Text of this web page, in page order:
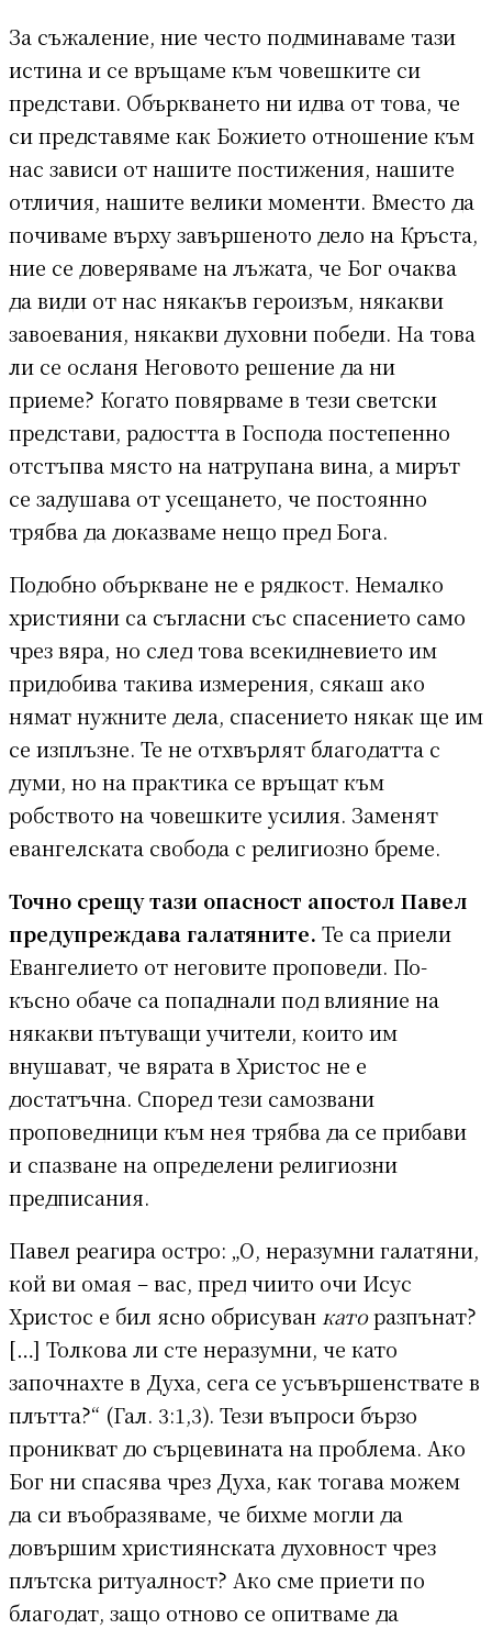
За съжаление, ние често подминаваме тази
истина и се връщаме към човешките си
представи. Объркването ни идва от това, че
си представяме как Божието отношение към
нас зависи от нашите постижения, нашите
отличия, нашите велики моменти. Вместо да
почиваме върху завършеното дело на Кръста,
ние се доверяваме на лъжата, че Бог очаква
да види от нас някакъв героизъм, някакви
завоевания, някакви духовни победи. На това
ли се осланя Неговото решение да ни
приеме? Когато повярваме в тези светски
представи, радостта в Господа постепенно
отстъпва място на натрупана вина, а мирът
се задушава от усещането, че постоянно
трябва да доказваме нещо пред Бога.
Подобно объркване не е рядкост. Немалко
християни са съгласни със спасението само
чрез вяра, но след това всекидневието им
придобива такива измерения, сякаш ако
нямат нужните дела, спасението някак ще им
се изплъзне. Те не отхвърлят благодатта с
думи, но на практика се връщат към
робството на човешките усилия. Заменят
евангелската свобода с религиозно бреме.
Точно срещу тази опасност апостол Павел
предупреждава галатяните. Те са приели
Евангелието от неговите проповеди. По-
късно обаче са попаднали под влияние на
някакви пътуващи учители, които им
внушават, че вярата в Христос не е
достатъчна. Според тези самозвани
проповедници към нея трябва да се прибави
и спазване на определени религиозни
предписания.
Павел реагира остро: „О, неразумни галатяни,
кой ви омая – вас, пред чиито очи Исус
Христос е бил ясно обрисуван каторазпънат?
[…] Толкова ли сте неразумни, че като
започнахте в Духа, сега се усъвършенствате в
плътта?“ (Гал. 3:1,3). Тези въпроси бързо
проникват до сърцевината на проблема. Ако
Бог ни спасява чрез Духа, как тогава можем
да си въобразяваме, че бихме могли да
довършим християнската духовност чрез
плътска ритуалност? Ако сме приети по
благодат, защо отново се опитваме да